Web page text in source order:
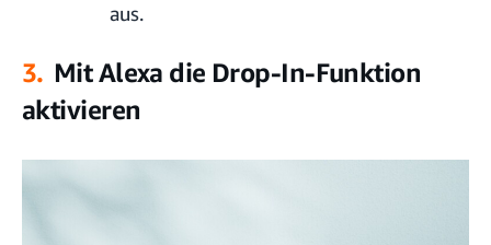
aus.
3. Mit Alexa die Drop-In-Funktion
aktivieren